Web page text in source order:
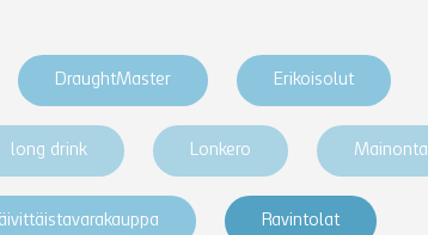
DraughtMaster Erikoisolut
long drink Lonkero Mainonta
Ravintolat